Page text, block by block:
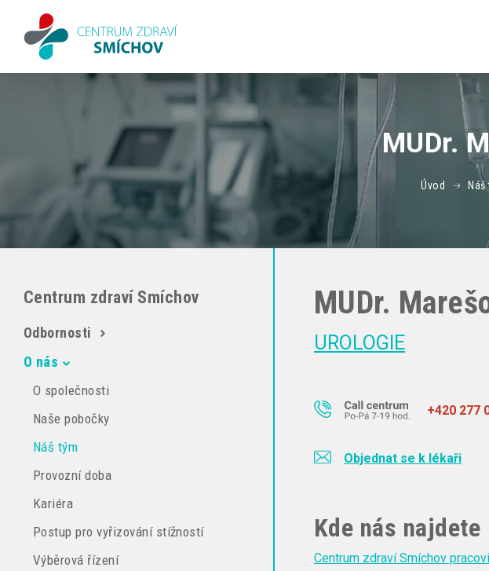
MUDr.
Úvod Náš
Centrum zdraví Smíchov
Odbornosti
O nás
O společnosti
Naše pobočky
Náš tým
Provozní doba
Kariéra
Postup pro vyřizování stížností
Výběrová řízení
MUDr.
UROLOGIE
+420 277
Objednat se k lékaři
Kde nás najdete
Centrum zdraví Smíchov